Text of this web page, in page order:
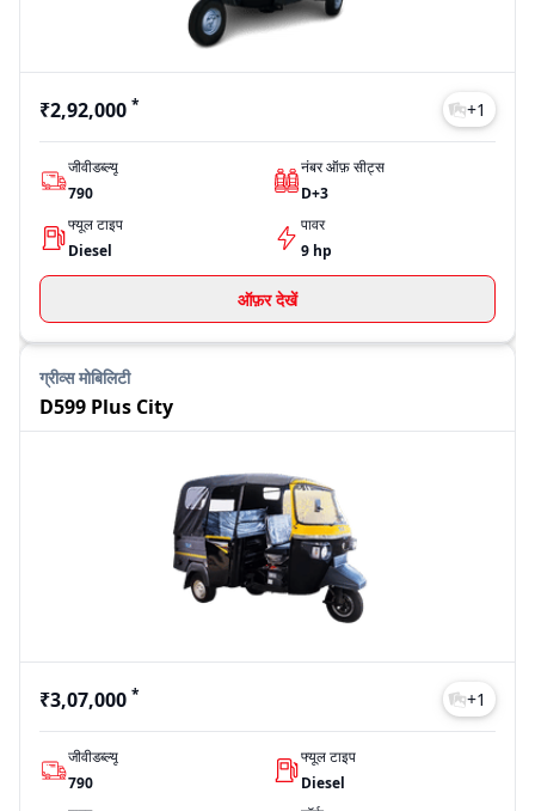
₹2,92,000 * +1
जीवीडब्ल्यू
790
नंबर ऑफ़ सीट्स
D+3
फ्यूल टाइप
Diesel
पावर
9 hp
ऑफ़र देखें
ग्रीव्स मोबिलिटी
D599 Plus City
₹3,07,000 * +1
जीवीडब्ल्यू
790
फ्यूल टाइप
Diesel